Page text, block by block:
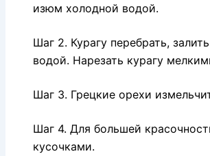
изюм холодной водой.
Шаг 2. Курагу перебрать,
водой. Нарезать курагу
Шаг 3. Грецкие орехи
Шаг 4. Для большей
кусочками.